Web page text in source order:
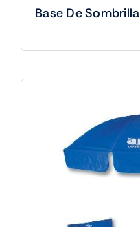
Base De Sombrilla